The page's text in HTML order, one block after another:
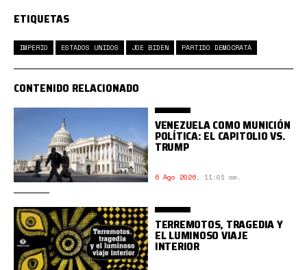
ETIQUETAS
IMPERIO ESTADOS UNIDOS JOE BIDEN PARTIDO DEMÓCRATA
CONTENIDO RELACIONADO
VENEZUELA COMO MUNICIÓN
POLÍTICA: EL CAPITOLIO VS.
TRUMP
6 Ago 2026, 11:01 am.
TERREMOTOS, TRAGEDIA Y
EL LUMINOSO VIAJE
INTERIOR